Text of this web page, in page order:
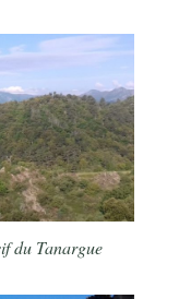
du Tanargue